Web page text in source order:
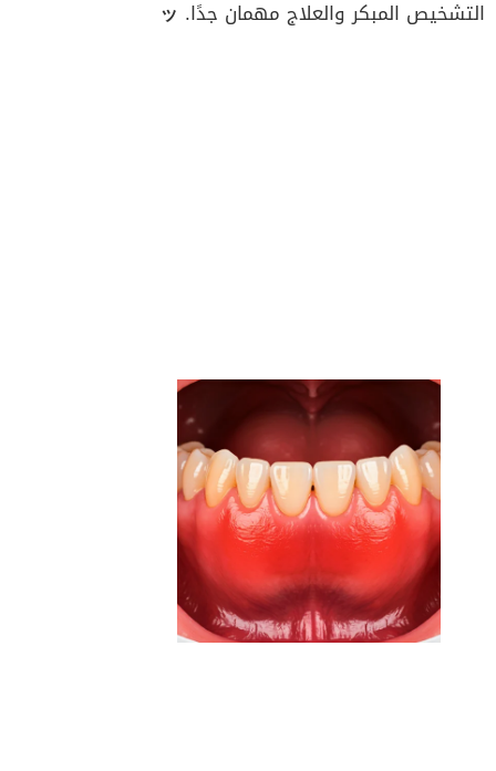
التشخيص المبكر والعلاج مهمان جدًا. ッ